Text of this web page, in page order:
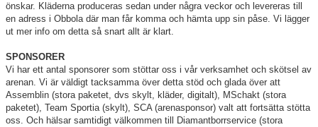
önskar. Kläderna produceras sedan under några veckor och levereras till
en adress i Obbola där man får komma och hämta upp sin påse. Vi lägger
ut mer info om detta så snart allt är klart.
SPONSORER
Vi har ett antal sponsorer som stöttar oss i vår verksamhet och skötsel av
arenan. Vi är väldigt tacksamma över detta stöd och glada över att
Assemblin (stora paketet, dvs skylt, kläder, digitalt), MSchakt (stora
paketet), Team Sportia (skylt), SCA (arenasponsor) valt att fortsätta stötta
oss. Och hälsar samtidigt välkommen till Diamantborrservice (stora